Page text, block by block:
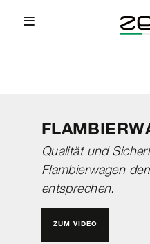
Qualität und
Flambierwagen
entsprechen.
ZUM VIDEO